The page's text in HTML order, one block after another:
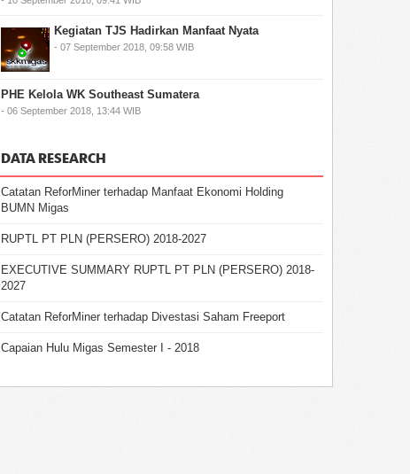
Kegiatan TJS Hadirkan Manfaat Nyata
- 07 September 2018, 09:58 WIB
PHE Kelola WK Southeast Sumatera
- 06 September 2018, 13:44 WIB
DATA RESEARCH
Catatan ReforMiner terhadap Manfaat Ekonomi Holding
BUMN Migas
RUPTL PT PLN (PERSERO) 2018-2027
EXECUTIVE SUMMARY RUPTL PT PLN (PERSERO) 2018-
2027
Catatan ReforMiner terhadap Divestasi Saham Freeport
Capaian Hulu Migas Semester I - 2018